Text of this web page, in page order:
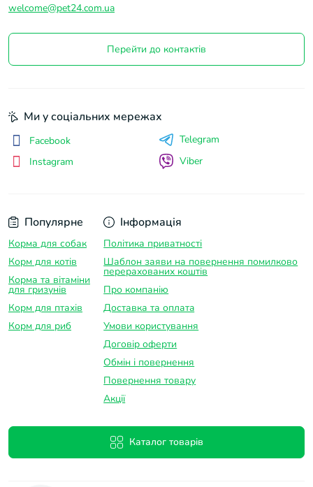
welcome@pet24.com.ua
Перейти до контактів
Популярне
Корма для собак
Корм для котів
Корма та вітаміни
для гризунів
Корм для птахів
Корм для риб
Інформація
Політика приватності
Шаблон заяви на повернення помилково
перерахованих коштів
Про компанію
Доставка та оплатa
Умови користування
Договір оферти
Обмін і повернення
Повернення товару
Акції
Каталог товарів
Ми у соціальних мережах
Facebook
Instagram
Telegram
Viber